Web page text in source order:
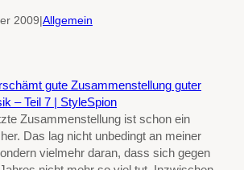
2009|Allgemein
gute Zusammenstellung guter
– Teil 7 | StyleSpion
Zusammenstellung ist schon ein
Das lag nicht unbedingt an meiner
vielmehr daran, dass sich gegen